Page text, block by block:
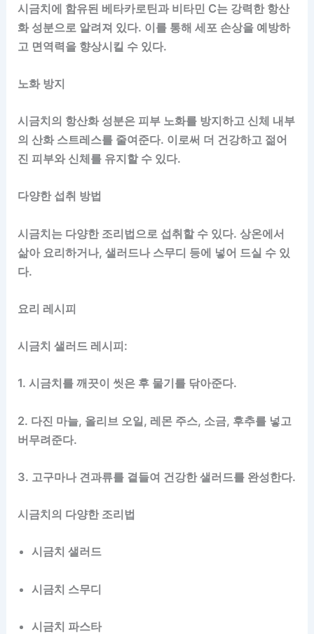
시금치에 함유된 베타카로틴과 비타민 C는 강력한 항산
화 성분으로 알려져 있다. 이를 통해 세포 손상을 예방하
고 면역력을 향상시킬 수 있다.
노화 방지
시금치의 항산화 성분은 피부 노화를 방지하고 신체 내부
의 산화 스트레스를 줄여준다. 이로써 더 건강하고 젊어
진 피부와 신체를 유지할 수 있다.
다양한 섭취 방법
시금치는 다양한 조리법으로 섭취할 수 있다. 상온에서
삶아 요리하거나, 샐러드나 스무디 등에 넣어 드실 수 있
다.
요리 레시피
시금치 샐러드 레시피:
1. 시금치를 깨끗이 씻은 후 물기를 닦아준다.
2. 다진 마늘, 올리브 오일, 레몬 주스, 소금, 후추를 넣고
버무려준다.
3. 고구마나 견과류를 곁들여 건강한 샐러드를 완성한다.
시금치의 다양한 조리법
시금치 샐러드
시금치 스무디
시금치 파스타